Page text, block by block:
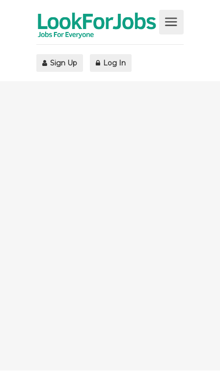
Sign Up Log In